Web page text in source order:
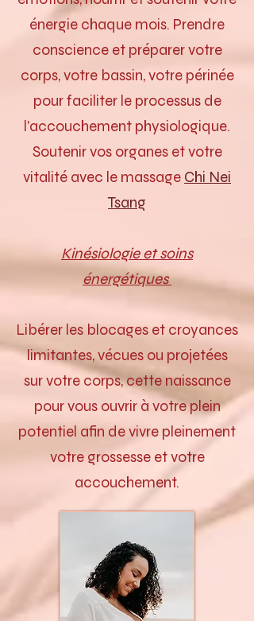
énergie chaque mois. Prendre
conscience et préparer votre
corps, votre bassin, votre périnée
pour faciliter le processus de
l'accouchement physiologique.
Soutenir vos organes et votre
vitalité avec le massage Chi Nei
Tsang
Kinésiologie etsoins
énergétiques
Libérer les blocages et croyances
limitantes, vécues ou projetées
sur votre corps, cette naissance
pour vous ouvrir à votre plein
potentiel afin de vivre pleinement
votre grossesse et votre
accouchement.